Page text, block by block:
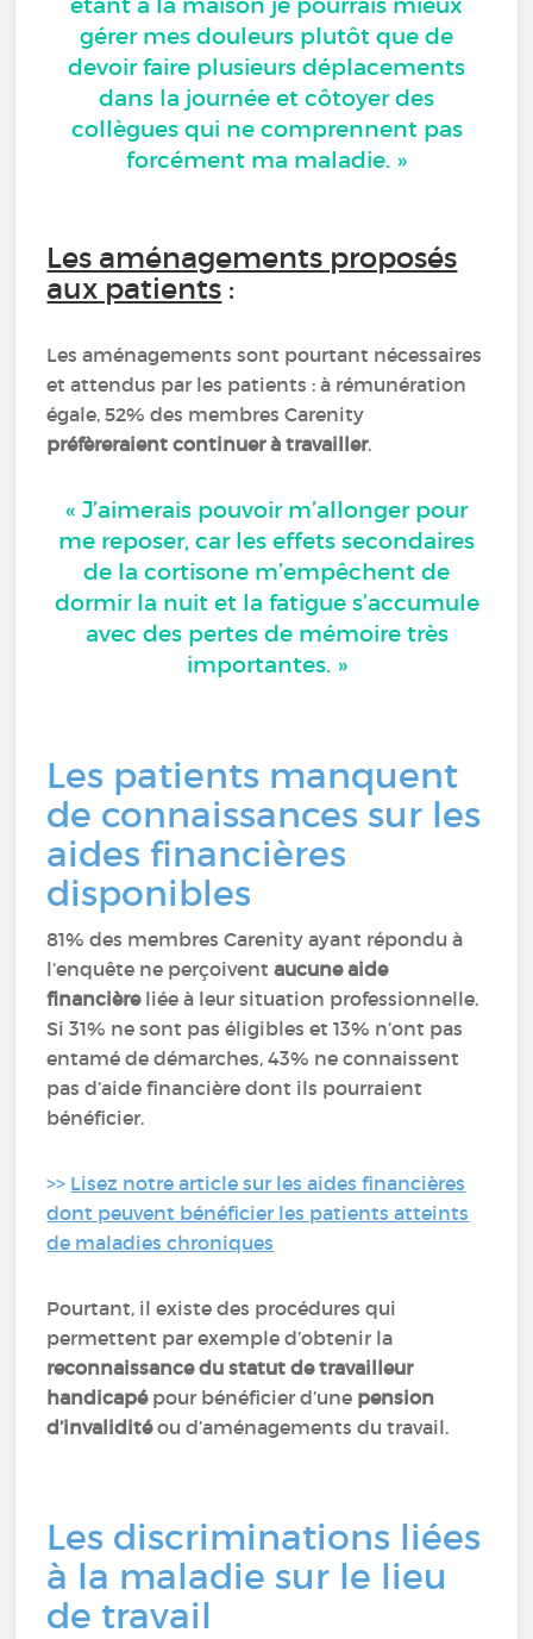
gérer mes douleurs plutôt que de
devoir faire plusieurs déplacements
dans la journée et côtoyer des
collègues qui ne comprennent pas
forcément ma maladie. »
Les aménagements proposés
aux patients :
Les aménagements sont pourtant nécessaires
et attendus par les patients : à rémunération
égale, 52% des membres Carenity
préfèreraient continuer à travailler.
« J’aimerais pouvoir m’allonger pour
me reposer, car les effets secondaires
de la cortisone m’empêchent de
dormir la nuit et la fatigue s’accumule
avec des pertes de mémoire très
importantes. »
Les patients manquent
de connaissances sur les
aides financières
disponibles
81% des membres Carenity ayant répondu à
l’enquête ne perçoiventaucune aide
financièreliée à leur situation professionnelle.
Si 31% ne sont pas éligibles et 13% n’ont pas
entamé de démarches, 43% ne connaissent
pas d’aide financière dont ils pourraient
bénéficier.
>> Lisez notre article sur les aides financières
dont peuvent bénéficier les patients atteints
de maladies chroniques
Pourtant, il existe des procédures qui
permettent par exemple d’obtenir la
reconnaissance du statut de travailleur
handicapépour bénéficier d’une pension
d’invaliditéou d’aménagements du travail.
Les discriminations liées
à la maladie sur le lieu
de travail